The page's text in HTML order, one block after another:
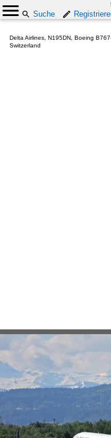
Suche
Delta Airlines, N195DN, Boeing
Switzerland